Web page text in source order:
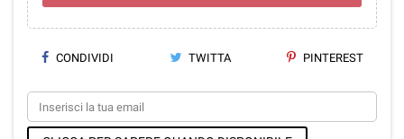
CONDIVIDI TWITTA PINTEREST